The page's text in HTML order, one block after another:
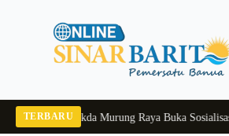
TERBARU
2026Pj Sekda Murung Raya Buka Sosialisasi